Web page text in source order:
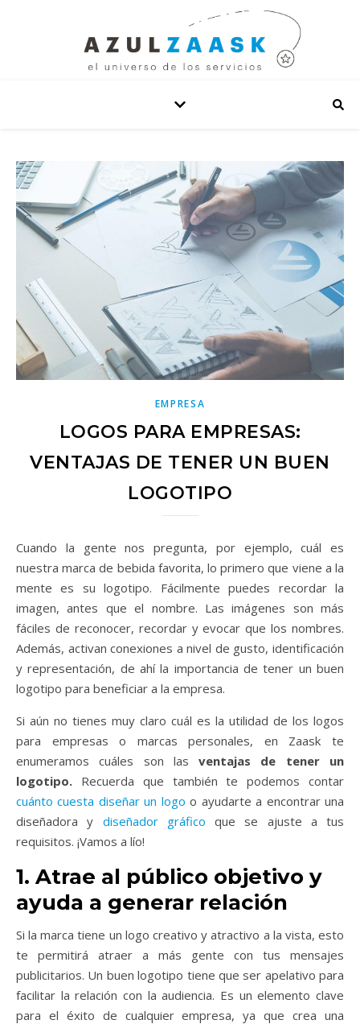
EMPRESA
LOGOS PARA EMPRESAS:
VENTAJAS DE TENER UN BUEN
LOGOTIPO
Cuando la gente nos pregunta, por ejemplo, cuál es
nuestra marca de bebida favorita, lo primero que viene a la
mente es su logotipo. Fácilmente puedes recordar la
imagen, antes que el nombre. Las imágenes son más
fáciles de reconocer, recordar y evocar que los nombres.
Además, activan conexiones a nivel de gusto, identificación
y representación, de ahí la importancia de tener un buen
logotipo para beneficiar a la empresa.
Si aún no tienes muy claro cuál es la utilidad de los logos
para empresas o marcas personales, en Zaask te
enumeramos cuáles son lasventajas de tener un
logotipo. Recuerda que también te podemos contar
cuánto cuesta diseñar un logo o ayudarte a encontrar una
diseñadora y diseñador gráfico que se ajuste a tus
requisitos. ¡Vamos a lío!
1. Atrae al público objetivo y
ayuda a generar relación
Si la marca tiene un logo creativo y atractivo a la vista, esto
te permitirá atraer a más gente con tus mensajes
publicitarios. Un buen logotipo tiene que ser apelativo para
facilitar la relación con la audiencia. Es un elemento clave
para el éxito de cualquier empresa, ya quecrea una